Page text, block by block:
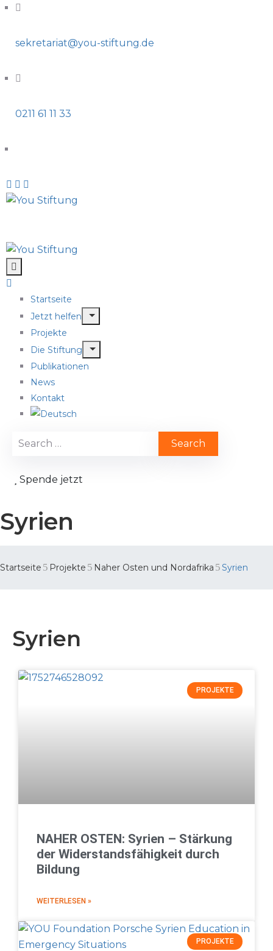
sekretariat@you-stiftung.de
0211 61 11 33
Startseite
Jetzt helfen
Projekte
Die Stiftung
Publikationen
News
Kontakt
Spende jetzt
Syrien
Startseite Projekte Naher Osten und Nordafrika Syrien
Syrien
PROJEKTE
NAHER OSTEN: Syrien – Stärkung
der Widerstandsfähigkeit durch
Bildung
WEITERLESEN »
PROJEKTE